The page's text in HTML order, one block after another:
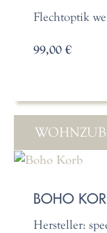
Flechtoptik
99,00 €
BOHO
Hersteller: